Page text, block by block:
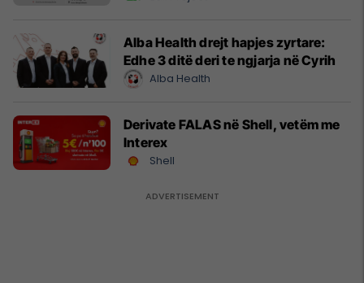
Alba Health drejt hapjes zyrtare:
Edhe 3 ditë deri te ngjarja në Cyrih
Alba Health
Derivate FALAS në Shell, vetëm me
Interex
Shell